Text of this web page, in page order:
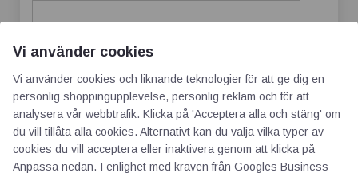
Spara mitt namn, min e-postadress och
webbplats i denna webbläsare till nästa gång
jag skriver en kommentar.
Vi använder cookies
Vi använder cookies och liknande teknologier för att ge dig en
personlig shoppingupplevelse, personlig reklam och för att
analysera vår webbtrafik. Klicka på 'Acceptera alla och stäng' om
du vill tillåta alla cookies. Alternativt kan du välja vilka typer av
cookies du vill acceptera eller inaktivera genom att klicka på
Anpassa nedan. I enlighet med kraven från Googles Business